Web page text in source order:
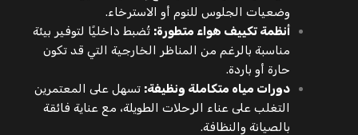
وضعيات الجلوس للنوم أو الاسترخاء.
أنظمة تكييف هواء متطورة: تُضبط داخليًا لتوفير بيئة
مناسبة بالرغم من المناظر الخارجية التي قد تكون
حارة أو باردة.
دورات مياه متكاملة ونظيفة: تسهل على المعتمرين
التغلب على عناء الرحلات الطويلة، مع عناية فائقة
بالصيانة والنظافة.